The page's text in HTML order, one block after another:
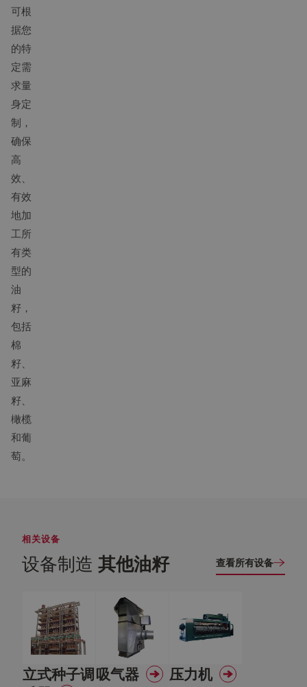
可根
据您
的特
定需
求量
身定
制，
确保
高
效、
有效
地加
工所
有类
型的
油
籽，
包括
棉
籽、
亚麻
籽、
橄榄
和葡
萄。
相关设备
设备制造 其他油籽 查看所有设备
立式种子调吸气器 压力机